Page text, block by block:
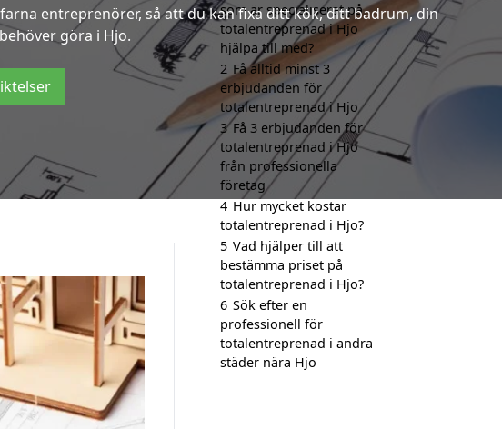
entreprenörer, så att du kan fixa ditt kök, ditt badrum, din
göra i Hjo.
som är specialiserat på
totalentreprenad i Hjo
hjälpa till med?
2 Få alltid minst 3
erbjudanden för
totalentreprenad i Hjo
3 Få 3 erbjudanden för
totalentreprenad i Hjo
från professionella
företag
4 Hur mycket kostar
totalentreprenad i Hjo?
5 Vad hjälper till att
bestämma priset på
totalentreprenad i Hjo?
6 Sök efter en
professionell för
totalentreprenad i andra
städer nära Hjo